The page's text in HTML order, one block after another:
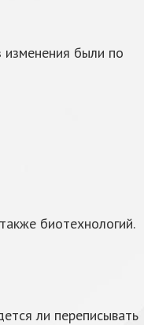
изменения были по
биотехнологий.
ли переписывать